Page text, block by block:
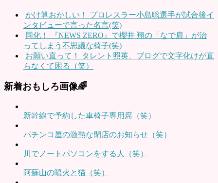
かけ算おかしい！ プロレスラー小島聡選手が試合後イ
ンタビューで言った名言(笑)
同化！ 『NEWS ZERO』で櫻井 翔の「なで肩」が治
ってしまう不思議な椅子(笑)
お願い直って！ タレント照英、ブログで文字化けが直
らなくて困る（笑）
新着おもしろ画像🌈
新幹線で予約した車椅子専用席（笑）
パチンコ屋の激熱な閉店のお知らせ（笑）
川でノートパソコンをする人（笑）
阿蘇山の噴火と猫（笑）